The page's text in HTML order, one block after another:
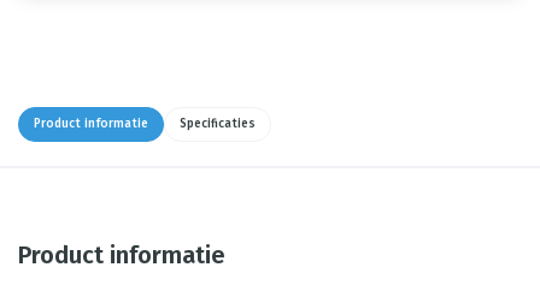
Product informatie Specificaties
Product informatie